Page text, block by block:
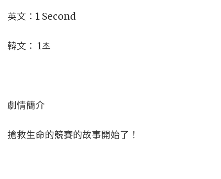
英文：1 Second
韓文： 1초
劇情簡介
搶救生命的競賽的故事開始了！